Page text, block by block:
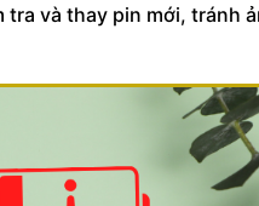
và thay pin mới, tránh